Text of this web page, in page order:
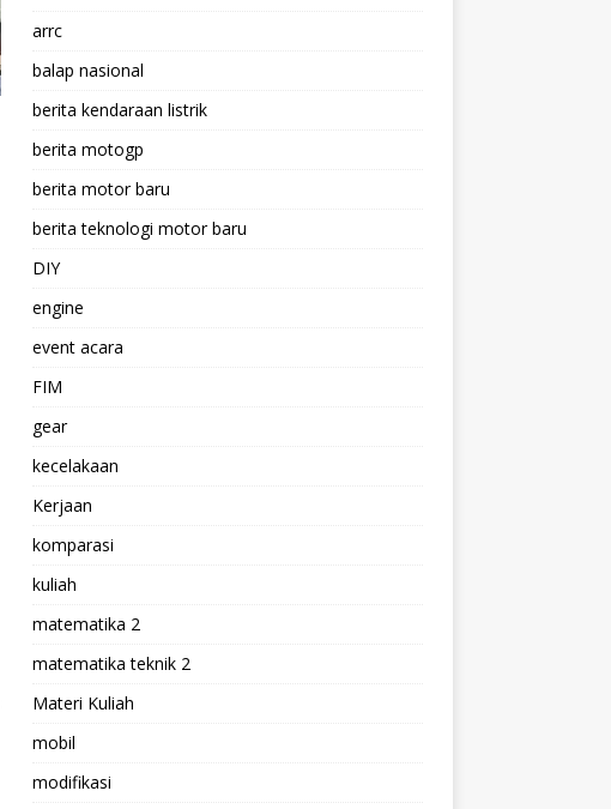
arrc
balap nasional
berita kendaraan listrik
berita motogp
berita motor baru
berita teknologi motor baru
DIY
engine
event acara
FIM
gear
kecelakaan
Kerjaan
komparasi
kuliah
matematika 2
matematika teknik 2
Materi Kuliah
mobil
modifikasi